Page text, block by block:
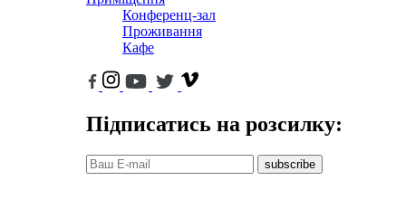
Конференц-зал
Проживання
Кафе
Підписатись на розсилку:
subscribe